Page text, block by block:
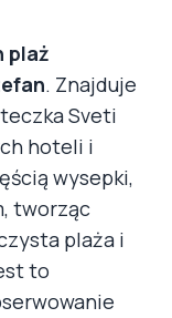
plaż
. Znajduje
Sveti
hoteli i
wysepki,
tworząc
plaża i
to